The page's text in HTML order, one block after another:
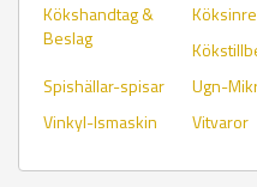
Kökshandtag &
Beslag
Spishällar-spisar
Ugn-
Vinkyl-Ismaskin
Vitvaror